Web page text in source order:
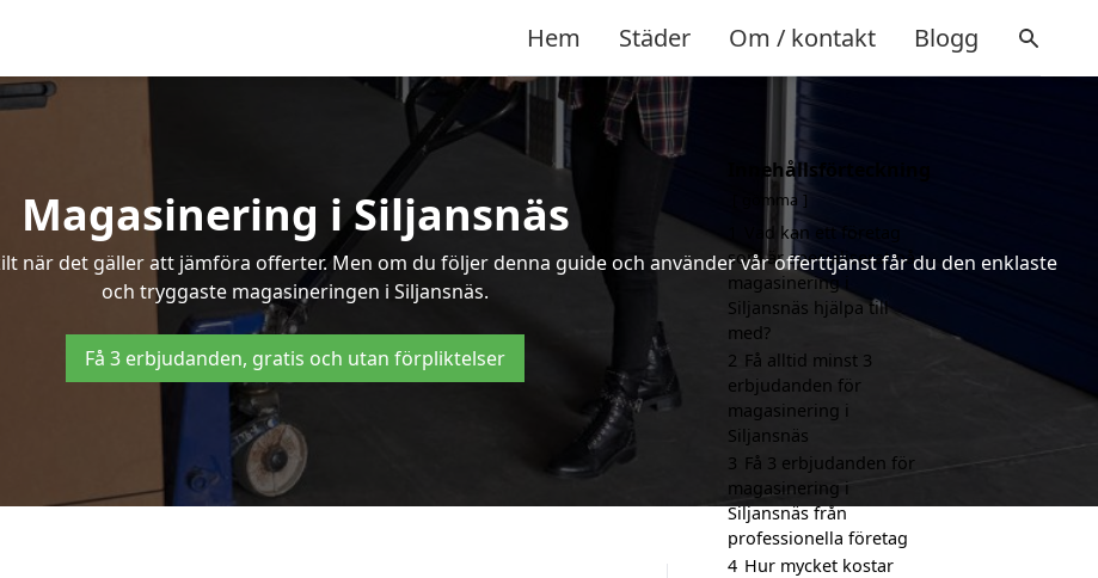
Hem Städer Om / kontakt Blogg
Magasinering i Siljansnäs
när det gäller att jämföra offerter. Men om du följer denna guide och använder vår offerttjänst får du den enklaste
och tryggaste magasineringen i Siljansnäs.
Få 3 erbjudanden, gratis och utan förpliktelser
Innehållsförteckning
gömma
Vad kan ett företag
som är specialiserat på
magasinering i
Siljansnäs hjälpa till
med?
2 Få alltid minst 3
erbjudanden för
magasinering i
Siljansnäs
3 Få 3 erbjudanden för
magasinering i
Siljansnäs från
professionella företag
4 Hur mycket kostar